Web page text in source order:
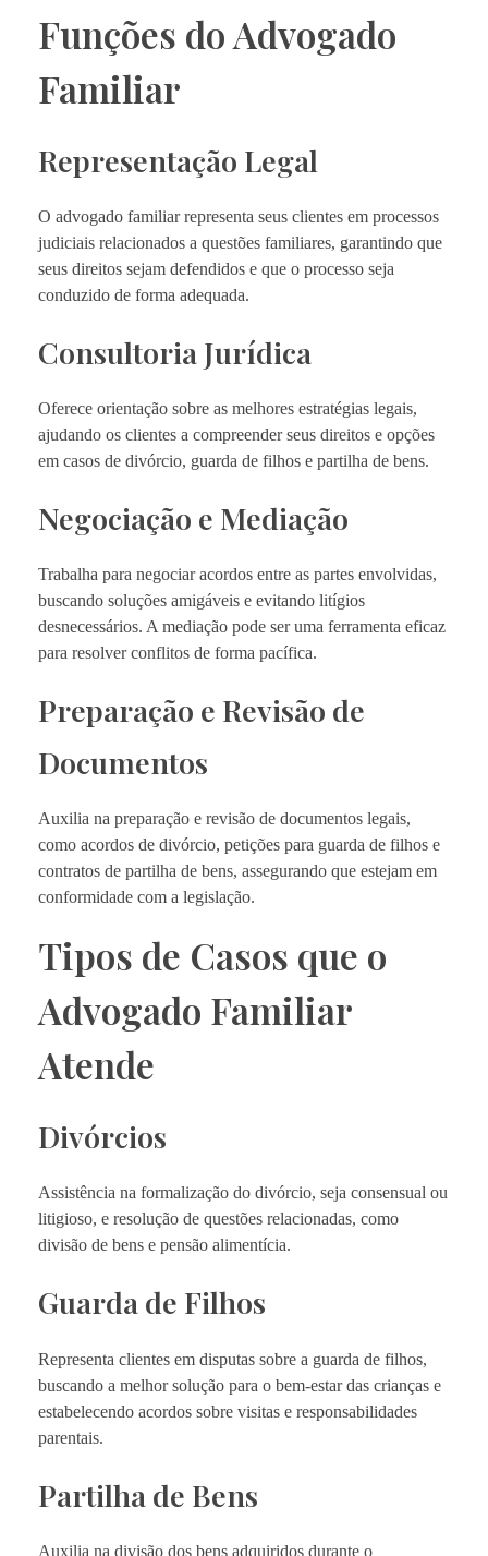
Funções do Advogado
Familiar
Representação Legal
O advogado familiar representa seus clientes em processos
judiciais relacionados a questões familiares, garantindo que
seus direitos sejam defendidos e que o processo seja
conduzido de forma adequada.
Consultoria Jurídica
Oferece orientação sobre as melhores estratégias legais,
ajudando os clientes a compreender seus direitos e opções
em casos de divórcio, guarda de filhos e partilha de bens.
Negociação e Mediação
Trabalha para negociar acordos entre as partes envolvidas,
buscando soluções amigáveis e evitando litígios
desnecessários. A mediação pode ser uma ferramenta eficaz
para resolver conflitos de forma pacífica.
Preparação e Revisão de
Documentos
Auxilia na preparação e revisão de documentos legais,
como acordos de divórcio, petições para guarda de filhos e
contratos de partilha de bens, assegurando que estejam em
conformidade com a legislação.
Tipos de Casos que o
Advogado Familiar
Atende
Divórcios
Assistência na formalização do divórcio, seja consensual ou
litigioso, e resolução de questões relacionadas, como
divisão de bens e pensão alimentícia.
Guarda de Filhos
Representa clientes em disputas sobre a guarda de filhos,
buscando a melhor solução para o bem-estar das crianças e
estabelecendo acordos sobre visitas e responsabilidades
parentais.
Partilha de Bens
Auxilia na divisão dos bens adquiridos durante o